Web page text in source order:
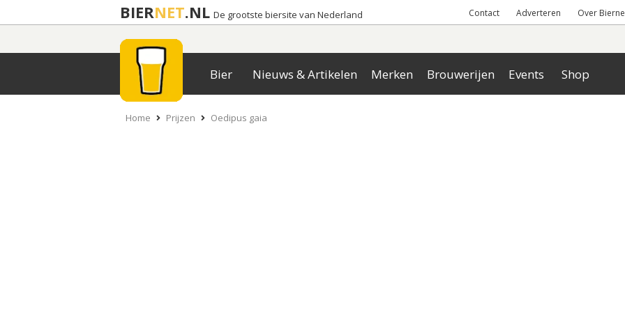
BIERNET.NL De grootste biersite van Nederland Contact Adverteren Over
Bier Nieuws & Artikelen Merken Brouwerijen Events Shop
Home Prijzen Oedipus gaia